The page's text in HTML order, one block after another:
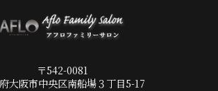
〒542-0081
大阪市中央区南船場３丁目5-17